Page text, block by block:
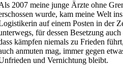
2007 meine junge Ärzte ohne
wurde, kam meine Welt
auf einem Posten in der
für dessen Besetzung
kämpfen niemals zu Frieden
anmuten mag, immer gegen
und Vernichtung bleibt.